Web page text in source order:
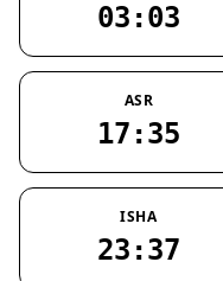
03:03
ASR
17:35
ISHA
23:37